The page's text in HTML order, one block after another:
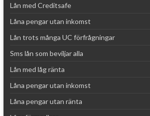
Lån med Creditsafe
Låna pengar utan inkomst
Lån trots många UC förfrågningar
Sms lån som beviljar alla
Lån med låg ränta
Låna pengar utan inkomst
Låna pengar utan ränta